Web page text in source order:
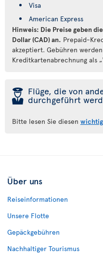
Visa
American Express
Hinweis: Die Preise geben
Dollar (CAD) an. Prepaid-
akzeptiert. Gebühren
Kreditkartenabrechnung als
þ Flüge, die von
durchgeführt
Bitte lesen Sie diesen
Über uns
Reiseinformationen
Unsere Flotte
Gepäckgebühren
Nachhaltiger Tourismus